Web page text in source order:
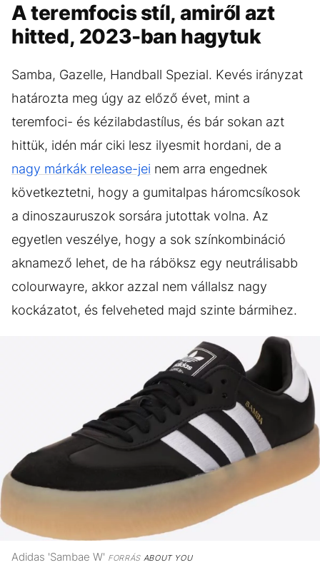
A teremfocis stíl, amiről azt
hitted, 2023-ban hagytuk
Samba, Gazelle, Handball Spezial. Kevés irányzat
határozta meg úgy az előző évet, mint a
teremfoci- és kézilabdastílus, és bár sokan azt
hittük, idén már ciki lesz ilyesmit hordani, de a
nagy márkák release-jei nem arra engednek
következtetni, hogy a gumitalpas háromcsíkosok
a dinoszauruszok sorsára jutottak volna. Az
egyetlen veszélye, hogy a sok színkombináció
aknamező lehet, de ha ráböksz egy neutrálisabb
colourwayre, akkor azzal nem vállalsz nagy
kockázatot, és felveheted majd szinte bármihez.
Adidas 'Sambae W' FORRÁSABOUT YOU